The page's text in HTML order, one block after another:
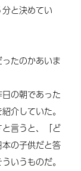
と決めてい
たのかあいま
の朝であった
介していた。
言うと、「ど
の子供だと答
いうものだ。